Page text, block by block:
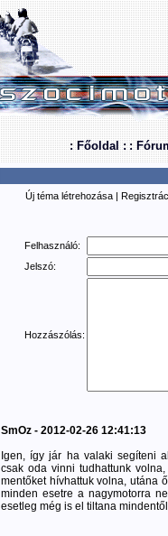
: Főoldal : :
Új téma létrehozása |
Felhasználó:
Jelszó:
Hozzászólás:
SmOz - 2012-02-26 12:41:13
Igen, így jár ha valaki segíteni
csak oda vinni tudhattunk
mentőket hívhattuk volna, utána
minden esetre a nagymotorra
esetleg még is el tiltana